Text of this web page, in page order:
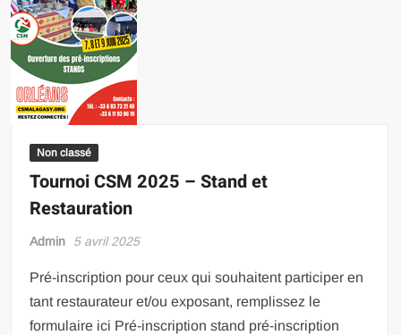
Non classé
Tournoi CSM 2025 – Stand et
Restauration
Admin 5 avril 2025
Pré-inscription pour ceux qui souhaitent participer en
tant restaurateur et/ou exposant, remplissez le
formulaire ici Pré-inscription stand pré-inscription